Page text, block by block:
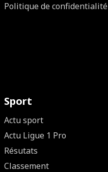
Politique de confidentialité
Sport
Actu sport
Actu Ligue 1 Pro
Résutats
Classement